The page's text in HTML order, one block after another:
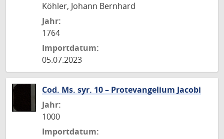
Köhler, Johann Bernhard
Jahr:
1764
Importdatum:
05.07.2023
Cod. Ms. syr. 10 – Protevangelium Jacobi
Jahr:
1000
Importdatum: